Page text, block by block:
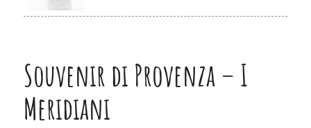
Souvenir di Provenza – I
Meridiani